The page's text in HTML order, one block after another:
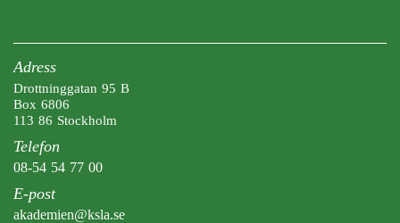
Adress
Drottninggatan 95 B
Box 6806
113 86 Stockholm
Telefon
08-54 54 77 00
E-post
akademien@ksla.se